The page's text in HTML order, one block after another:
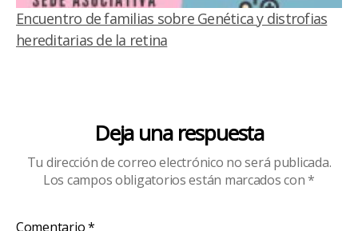
Encuentro de familias sobre Genética y distrofias
hereditarias de la retina
Deja una respuesta
Tu dirección de correo electrónico no será publicada.
Los campos obligatorios están marcados con*
Comentario*